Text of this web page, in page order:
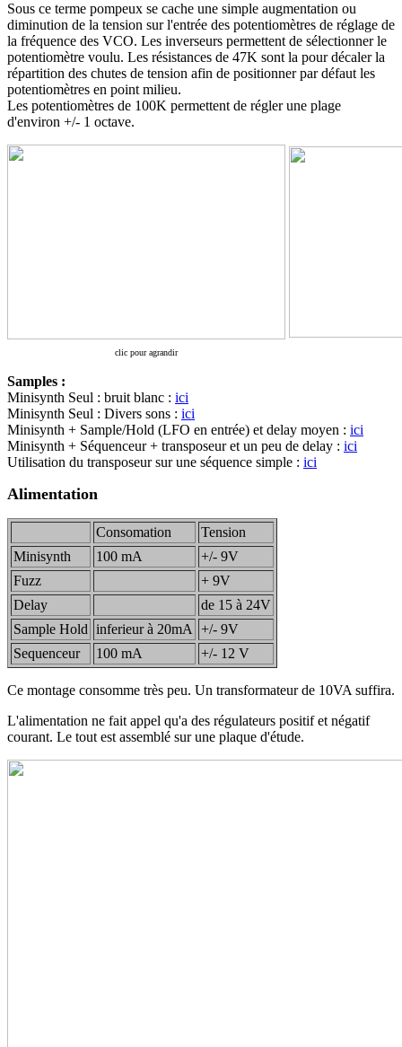
Sous ce terme pompeux se cache une simple augmentation ou
diminution de la tension sur l'entrée des potentiomètres de réglage de
la fréquence des VCO. Les inverseurs permettent de sélectionner le
potentiomètre voulu. Les résistances de 47K sont la pour décaler la
répartition des chutes de tension afin de positionner par défaut les
potentiomètres en point milieu.
Les potentiomètres de 100K permettent de régler une plage
d'environ +/- 1 octave.
clic pour agrandir
Samples :
Minisynth Seul : bruit blanc : ici
Minisynth Seul : Divers sons : ici
Minisynth + Sample/Hold (LFO en entrée) et delay moyen : ici
Minisynth + Séquenceur + transposeur et un peu de delay : ici
Utilisation du transposeur sur une séquence simple : ici
Alimentation
Consomation
Tension
Minisynth
100 mA
+/- 9V
Fuzz
+ 9V
Delay
de 15 à 24V
Sample Hold inferieur à 20mA
+/- 9V
Sequenceur
100 mA +/- 12 V
Ce montage consomme très peu. Un transformateur de 10VA suffira.
L'alimentation ne fait appel qu'a des régulateurs positif et négatif
courant. Le tout est assemblé sur une plaque d'étude.